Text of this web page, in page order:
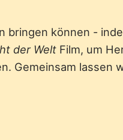
bringen können -
der Welt Film, um
Gemeinsam lassen